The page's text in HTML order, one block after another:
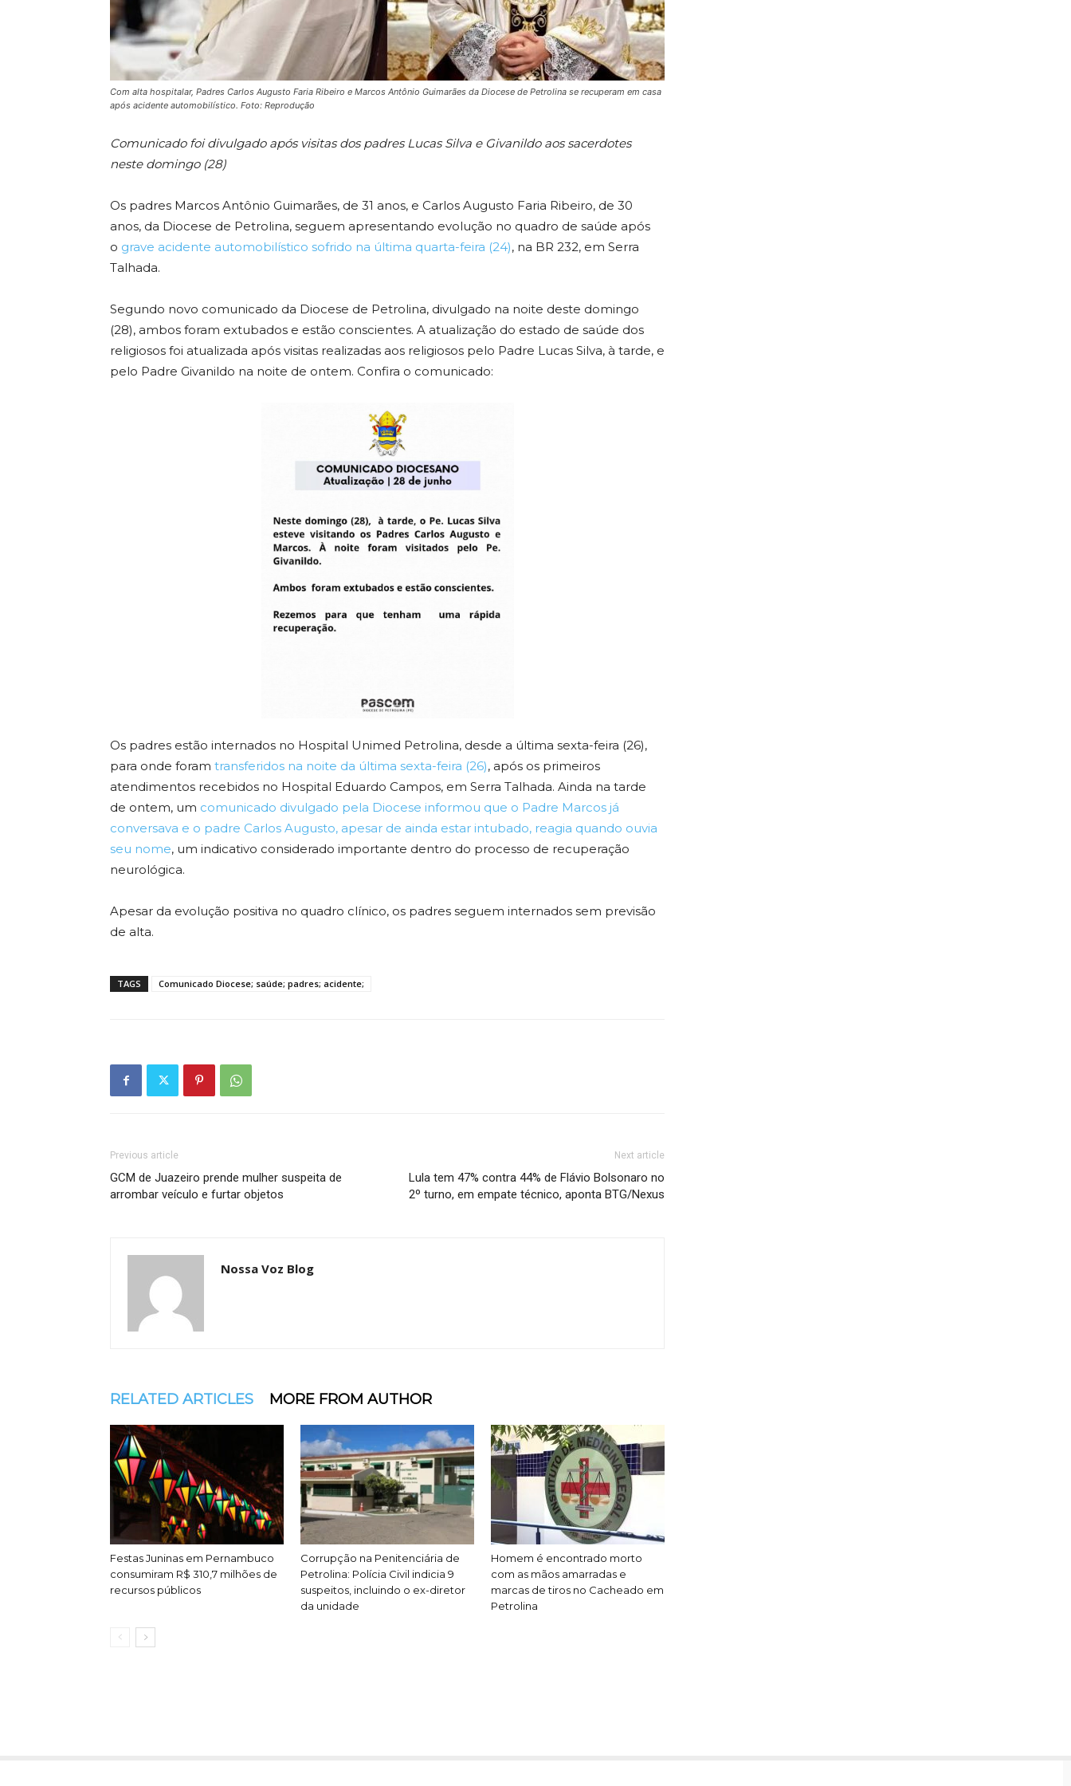
Com alta hospitalar, Padres Carlos Augusto Faria Ribeiro e Marcos Antônio Guimarães da Diocese de Petrolina se recuperam em casa
após acidente automobilístico. Foto: Reprodução
Comunicado foi divulgado após visitas dos padres Lucas Silva e Givanildo aos sacerdotes
neste domingo (28)
Os padres Marcos Antônio Guimarães, de 31 anos, e Carlos Augusto Faria Ribeiro, de 30
anos, da Diocese de Petrolina, seguem apresentando evolução no quadro de saúde após
o grave acidente automobilístico sofrido na última quarta-feira (24), na BR 232, em Serra
Talhada.
Segundo novo comunicado da Diocese de Petrolina, divulgado na noite deste domingo
(28), ambos foram extubados e estão conscientes. A atualização do estado de saúde dos
religiosos foi atualizada após visitas realizadas aos religiosos pelo Padre Lucas Silva, à tarde, e
pelo Padre Givanildo na noite de ontem. Confira o comunicado:
Os padres estão internados no Hospital Unimed Petrolina, desde a última sexta-feira (26),
para onde foram transferidos na noite da última sexta-feira (26), após os primeiros
atendimentos recebidos no Hospital Eduardo Campos, em Serra Talhada. Ainda na tarde
de ontem, um comunicado divulgado pela Diocese informou que o Padre Marcos já
conversava e o padre Carlos Augusto, apesar de ainda estar intubado, reagia quando ouvia
seu nome, um indicativo considerado importante dentro do processo de recuperação
neurológica.
Apesar da evolução positiva no quadro clínico, os padres seguem internados sem previsão
de alta.
TAGS Comunicado Diocese; saúde; padres; acidente;
Previous article
GCM de Juazeiro prende mulher suspeita de
arrombar veículo e furtar objetos
Next article
Lula tem 47% contra 44% de Flávio Bolsonaro no
2º turno, em empate técnico, aponta BTG/Nexus
Nossa Voz Blog
RELATED ARTICLES MORE FROM AUTHOR
Festas Juninas em Pernambuco
consumiram R$ 310,7 milhões de
recursos públicos
Corrupção na Penitenciária de
Petrolina: Polícia Civil indicia 9
suspeitos, incluindo o ex-diretor
da unidade
Homem é encontrado morto
com as mãos amarradas e
marcas de tiros no Cacheado em
Petrolina